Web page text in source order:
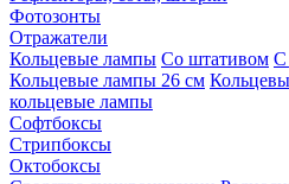
Фотозонты
Отражатели
Кольцевые лампы Со штативом С
Кольцевые лампы 26 см
кольцевые лампы
Софтбоксы
Стрипбоксы
Октобоксы